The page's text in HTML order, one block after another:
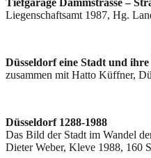
Liegenschaftsamt 1987, Hg.
Düsseldorf eine Stadt und
zusammen mit Hatto Küffner,
Düsseldorf 1288-1988
Das Bild der Stadt im Wandel
Dieter Weber, Kleve 1988, 160